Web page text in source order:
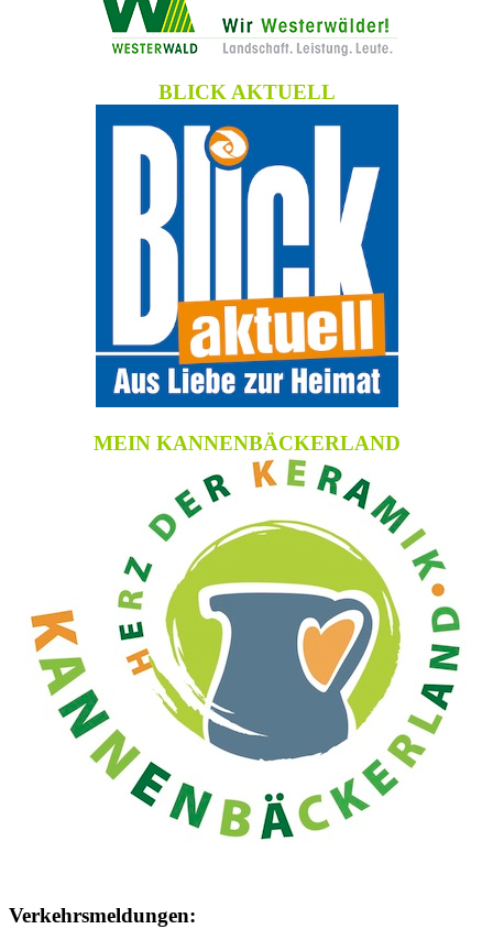
BLICK AKTUELL
MEIN KANNENBÄCKERLAND
Verkehrsmeldungen: